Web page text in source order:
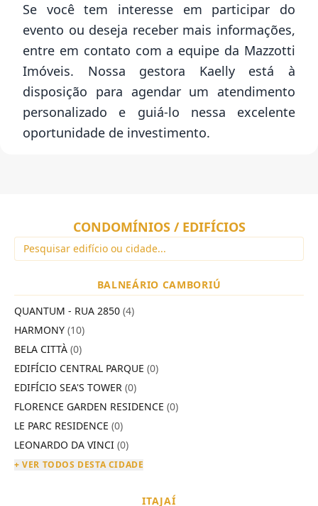
Se você tem interesse em participar do
evento ou deseja receber mais informações,
entre em contato com a equipe da Mazzotti
Imóveis. Nossa gestora Kaelly está à
disposição para agendar um atendimento
personalizado e guiá-lo nessa excelente
oportunidade de investimento.
CONDOMÍNIOS / EDIFÍCIOS
BALNEÁRIO CAMBORIÚ
QUANTUM - RUA 2850 (4)
HARMONY (10)
BELA CITTÀ (0)
EDIFÍCIO CENTRAL PARQUE (0)
EDIFÍCIO SEA'S TOWER (0)
FLORENCE GARDEN RESIDENCE (0)
LE PARC RESIDENCE (0)
LEONARDO DA VINCI (0)
+ VER TODOS DESTA CIDADE
ITAJAÍ